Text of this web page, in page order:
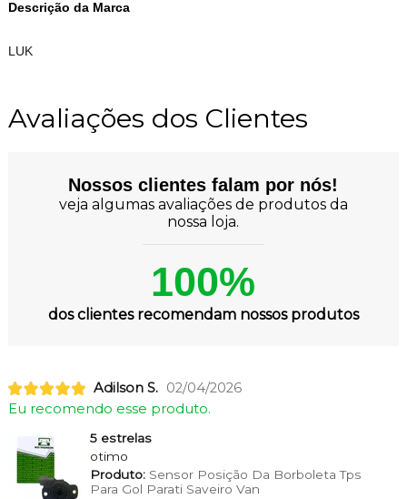
Descrição da Marca
LUK
Avaliações dos Clientes
Nossos clientes falam por nós!
veja algumas avaliações de produtos da
nossa loja.
100%
dos clientes recomendam nossos produtos
Adilson S. 02/04/2026
Eu recomendo esse produto.
5 estrelas
otimo
Produto:Sensor Posição Da Borboleta Tps
Para Gol Parati Saveiro Van